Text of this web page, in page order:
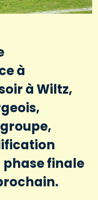
à
à Wiltz,
finale